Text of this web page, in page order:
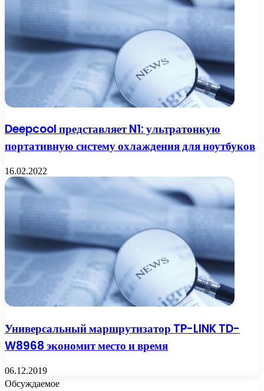
Deepcool представляет N1: ультратонкую
портативную систему охлаждения для ноутбуков
16.02.2022
Универсальный маршрутизатор TP-LINK TD-
W8968 экономит место и время
06.12.2019
Обсуждаемое